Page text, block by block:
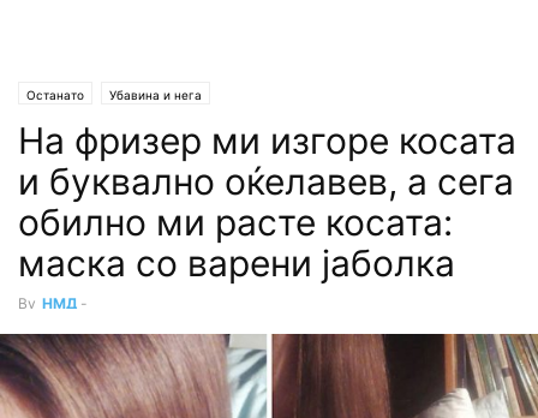
Останато Убавина и нега
На фризер ми изгоре косата
и буквално оќелавев, а сега
обилно ми расте косата:
маска со варени јаболка
By НМД -